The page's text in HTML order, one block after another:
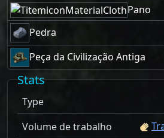
Pano
Pedra
Peça da Civilização Antiga
Stats
Type
Volume de trabalho